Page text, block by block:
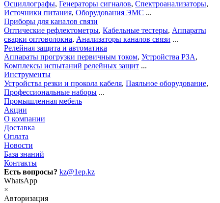
Осциллографы, Генераторы сигналов, Спектроанализаторы,
Источники питания, Оборудования ЭМС ...
Приборы для каналов связи
Оптические рефлектометры, Кабельные тестеры, Аппараты
сварки оптоволокна, Анализаторы каналов связи ...
Релейная защита и автоматика
Аппараты прогрузки первичным током, Устройства РЗА,
Комплексы испытаний релейных защит ...
Инструменты
Устройства резки и прокола кабеля, Паяльное оборудование,
Профессиональные наборы ...
Промышленная мебель
Акции
О компании
Доставка
Оплата
Новости
База знаний
Контакты
Есть вопросы? kz@1ep.kz
WhatsApp
×
Авторизация